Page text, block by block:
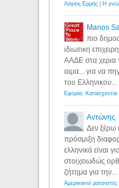
Manos
πιο
ιδιωτικη
ΑΑΔΕ στα χερια
αιμα... για να
του Ελληνικου...
Αντώνης
Δεν ξέρω
πρόσμιξη
ελληνικά είναι
στοιχειωδώς
ζήτημα για την...